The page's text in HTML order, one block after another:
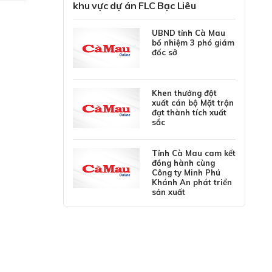
khu vực dự án FLC Bạc Liêu
UBND tỉnh Cà Mau
bổ nhiệm 3 phó giám
đốc sở
Khen thưởng đột
xuất cán bộ Mặt trận
đạt thành tích xuất
sắc
Tỉnh Cà Mau cam kết
đồng hành cùng
Công ty Minh Phú
Khánh An phát triển
sản xuất